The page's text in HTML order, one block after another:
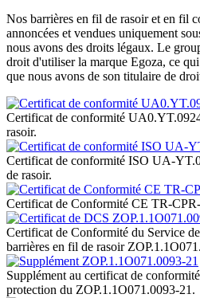
Nos barrières en fil de rasoir et en fil
annoncées et vendues uniquement
nous avons des droits légaux. Le
droit d'utiliser la marque Egoza, ce
que nous avons de son titulaire de
Certificat de conformité
rasoir.
Certificat de conformité ISO UA-
de rasoir.
Certificat de Conformité CE TR-
Certificat de Conformité du Service
barrières en fil de rasoir
Supplément au certificat de
protection du ZOP.1.1O071.0093-21.